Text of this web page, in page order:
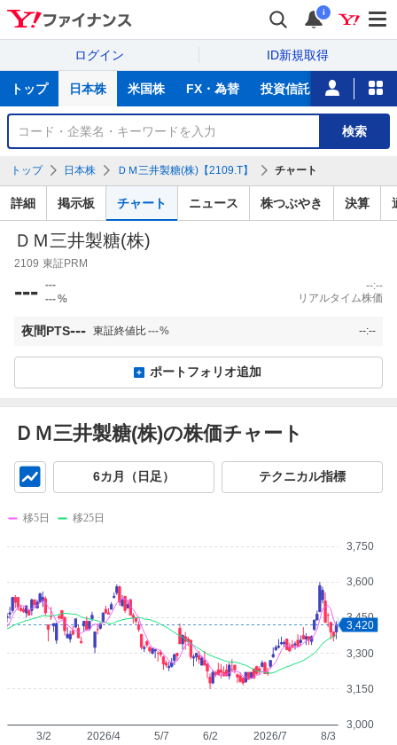
i
ログイン ID新規取得
サ
トップ 日本株 米国株 FX・為替 投資信託 ニュース
銘
検
索
検索
トップ 日本株 ＤＭ三井製糖(株)【2109.T】 チャート
詳細 掲示板 チャート ニュース 株つぶやき 決算
ＤＭ三井製糖(株)
2109 東証PRM
--- ---
---%
--:--
リアルタイム株価
夜間PTS--- 東証終値比---% --:--
ポートフォリオ追加
ＤＭ三井製糖(株)の株価チャート
6カ月（日足） テクニカル指標
3,000
3,150
3,300
3,450
3,600
3,750
2026/4 2026/7
3/2 5/7 6/2 8/3
3,420
移5日 移25日